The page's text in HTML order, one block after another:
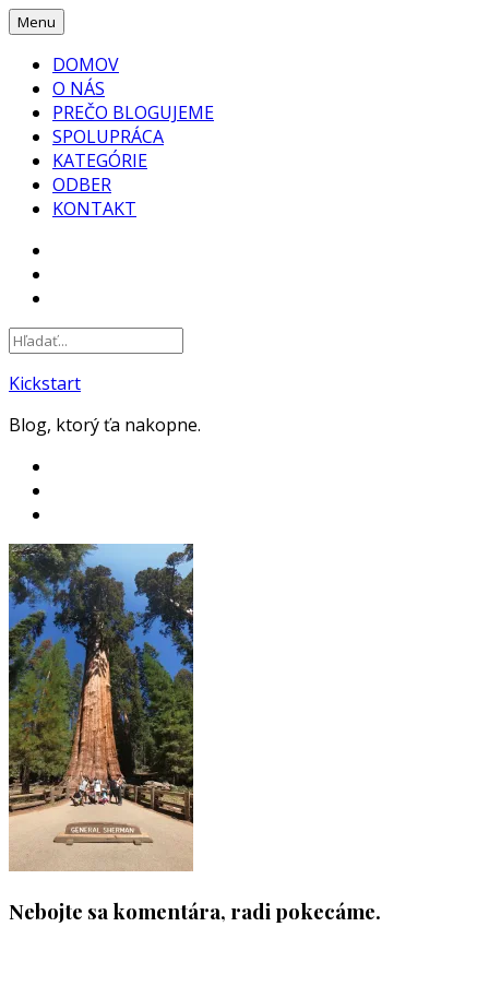
Skip
content
Menu
DOMOV
O NÁS
PREČO BLOGUJEME
SPOLUPRÁCA
KATEGÓRIE
ODBER
KONTAKT
Kickstart
Blog, ktorý ťa nakopne.
Nebojte sa komentára, radi pokecáme.